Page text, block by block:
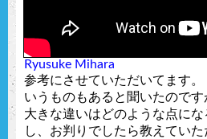
Ryusuke Mihara
参考にさせていただいてます。
いうものもあると聞いたので
大きな違いはどのような点に
し、お判りでしたら教えていた